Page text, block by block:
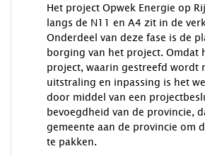
Het project Opwek Energie op
langs de N11 en A4 zit in de
Onderdeel van deze fase is de
borging van het project. Omdat
project, waarin gestreefd wordt
uitstraling en inpassing is het
door middel van een
bevoegdheid van de provincie,
gemeente aan de provincie om
te pakken.